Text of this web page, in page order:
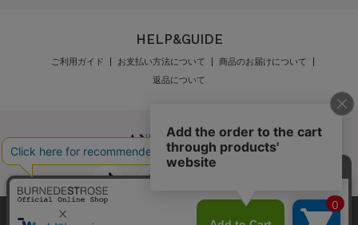
HELP&GUIDE
ご利用ガイド お支払い方法について
商品のお届けについて
返品について
メンバーズ規約
弊社はCookieを利用し、Webの利便性向上に努め